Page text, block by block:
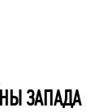
ЗАПАДА